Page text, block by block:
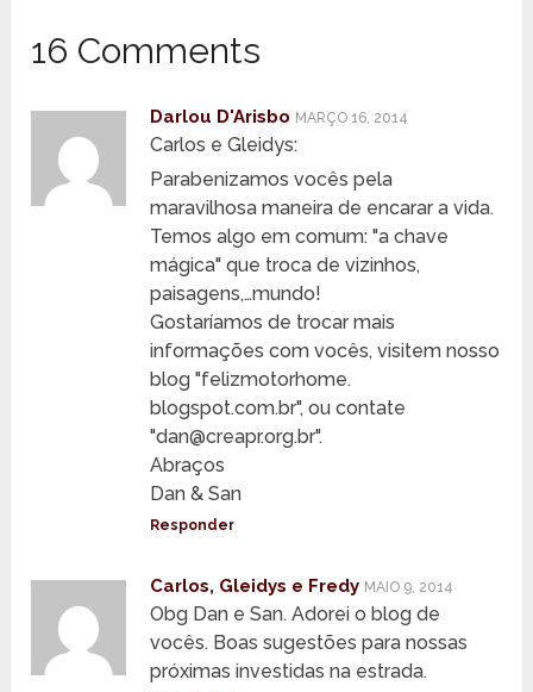
16 Comments
Darlou D'Arisbo MARÇO 16, 2014
Carlos e Gleidys:
Parabenizamos vocês pela
maravilhosa maneira de encarar a vida.
Temos algo em comum: "a chave
mágica" que troca de vizinhos,
paisagens,…mundo!
Gostaríamos de trocar mais
informações com vocês, visitem nosso
blog "felizmotorhome.
blogspot.com.br", ou contate
"dan@creapr.org.br".
Abraços
Dan & San
Responder
Carlos, Gleidys e Fredy MAIO 9, 2014
Obg Dan e San. Adorei o blog de
vocês. Boas sugestões para nossas
próximas investidas na estrada.